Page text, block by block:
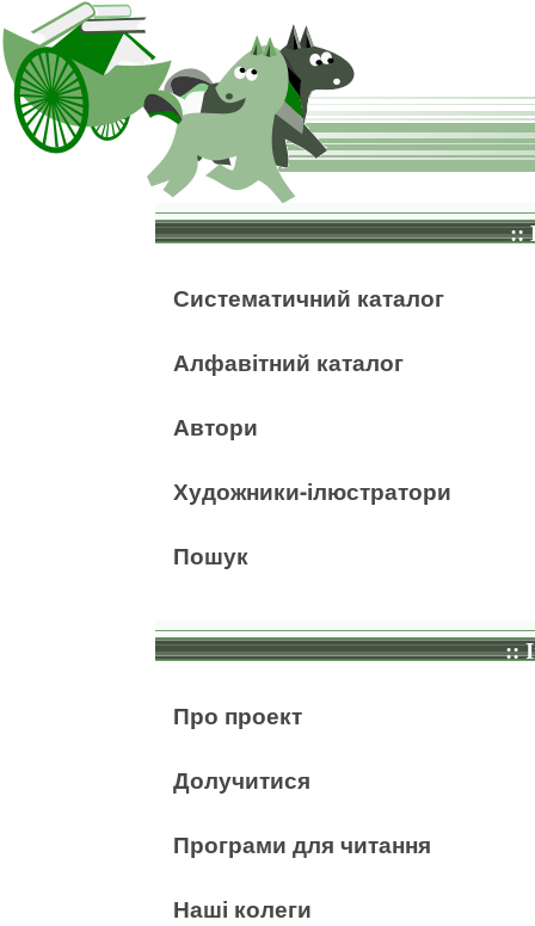
::
Систематичний каталог
Алфавітний каталог
Автори
Художники-ілюстратори
Пошук
::
Про проект
Долучитися
Програми для читання
Наші колеги